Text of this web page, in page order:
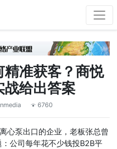
准获客？商悦
战给出答案
 6760
心泵出口的企业，老板张总曾
公司每年花不少钱投B2B平